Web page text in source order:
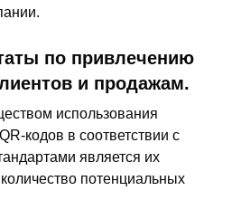
по привлечению
и продажам.
использования
кодов в соответствии с
является их
потенциальных